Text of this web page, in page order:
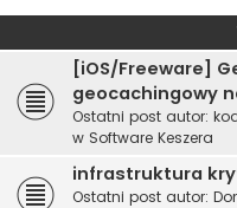
[iOS/Freeware]
geocachingowy
Ostatni post autor:
w Software Keszera
infrastruktura
Ostatni post autor: